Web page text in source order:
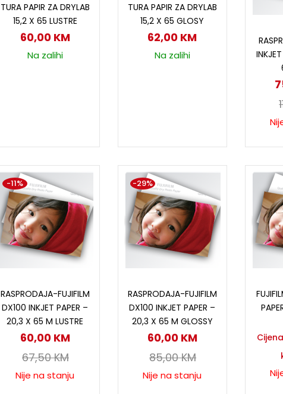
TURA PAPIR ZA DRYLAB
15,2 X 65 LUSTRE
60,00 KM
Na zalihi
TURA PAPIR ZA DRYLAB
15,2 X 65 GLOSY
62,00 KM
Na zalihi
RASPRODAJA-FUJIFILM
DX100 INKJET PAPER –
20,3 X 65 M LUSTRE
60,00 KM
67,50KM
-11%
Nije na stanju
RASPRODAJA-FUJIFILM
DX100 INKJET PAPER –
20,3 X 65 M GLOSSY
60,00 KM
85,00KM
-29%
Nije na stanju